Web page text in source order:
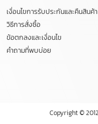
เงื่อนไขการรับประกันและคืนสินค้า
วิธีการสั่งซื้อ
ข้อตกลงและเงื่อนไข
คำถามที่พบบ่อย
Copyright ©